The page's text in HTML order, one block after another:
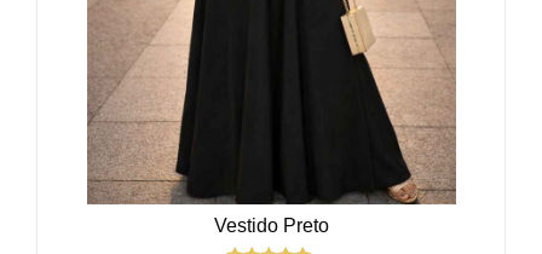
Vestido Preto